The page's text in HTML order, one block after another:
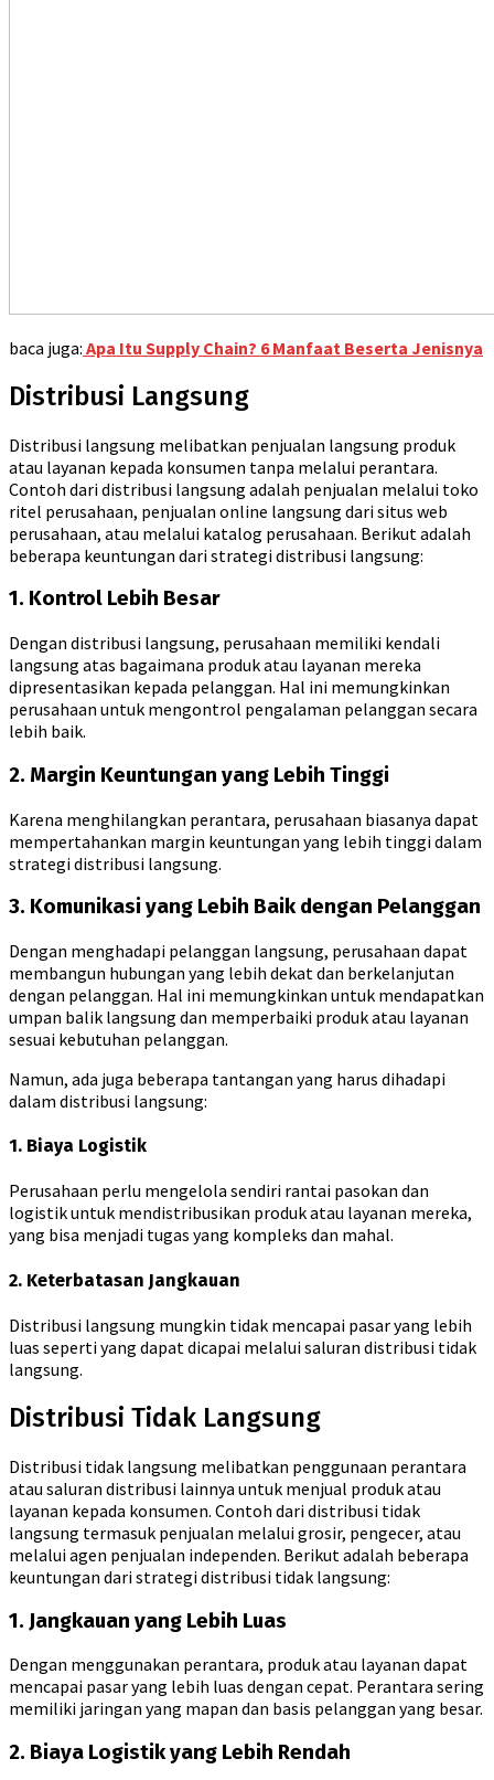
baca juga: Apa Itu Supply Chain? 6 Manfaat Beserta Jenisnya
Distribusi Langsung
Distribusi langsung melibatkan penjualan langsung produk
atau layanan kepada konsumen tanpa melalui perantara.
Contoh dari distribusi langsung adalah penjualan melalui toko
ritel perusahaan, penjualan online langsung dari situs web
perusahaan, atau melalui katalog perusahaan. Berikut adalah
beberapa keuntungan dari strategi distribusi langsung:
1. Kontrol Lebih Besar
Dengan distribusi langsung, perusahaan memiliki kendali
langsung atas bagaimana produk atau layanan mereka
dipresentasikan kepada pelanggan. Hal ini memungkinkan
perusahaan untuk mengontrol pengalaman pelanggan secara
lebih baik.
2. Margin Keuntungan yang Lebih Tinggi
Karena menghilangkan perantara, perusahaan biasanya dapat
mempertahankan margin keuntungan yang lebih tinggi dalam
strategi distribusi langsung.
3. Komunikasi yang Lebih Baik dengan Pelanggan
Dengan menghadapi pelanggan langsung, perusahaan dapat
membangun hubungan yang lebih dekat dan berkelanjutan
dengan pelanggan. Hal ini memungkinkan untuk mendapatkan
umpan balik langsung dan memperbaiki produk atau layanan
sesuai kebutuhan pelanggan.
Namun, ada juga beberapa tantangan yang harus dihadapi
dalam distribusi langsung:
1. Biaya Logistik
Perusahaan perlu mengelola sendiri rantai pasokan dan
logistik untuk mendistribusikan produk atau layanan mereka,
yang bisa menjadi tugas yang kompleks dan mahal.
2. Keterbatasan Jangkauan
Distribusi langsung mungkin tidak mencapai pasar yang lebih
luas seperti yang dapat dicapai melalui saluran distribusi tidak
langsung.
Distribusi Tidak Langsung
Distribusi tidak langsung melibatkan penggunaan perantara
atau saluran distribusi lainnya untuk menjual produk atau
layanan kepada konsumen. Contoh dari distribusi tidak
langsung termasuk penjualan melalui grosir, pengecer, atau
melalui agen penjualan independen. Berikut adalah beberapa
keuntungan dari strategi distribusi tidak langsung:
1. Jangkauan yang Lebih Luas
Dengan menggunakan perantara, produk atau layanan dapat
mencapai pasar yang lebih luas dengan cepat. Perantara sering
memiliki jaringan yang mapan dan basis pelanggan yang besar.
2. Biaya Logistik yang Lebih Rendah